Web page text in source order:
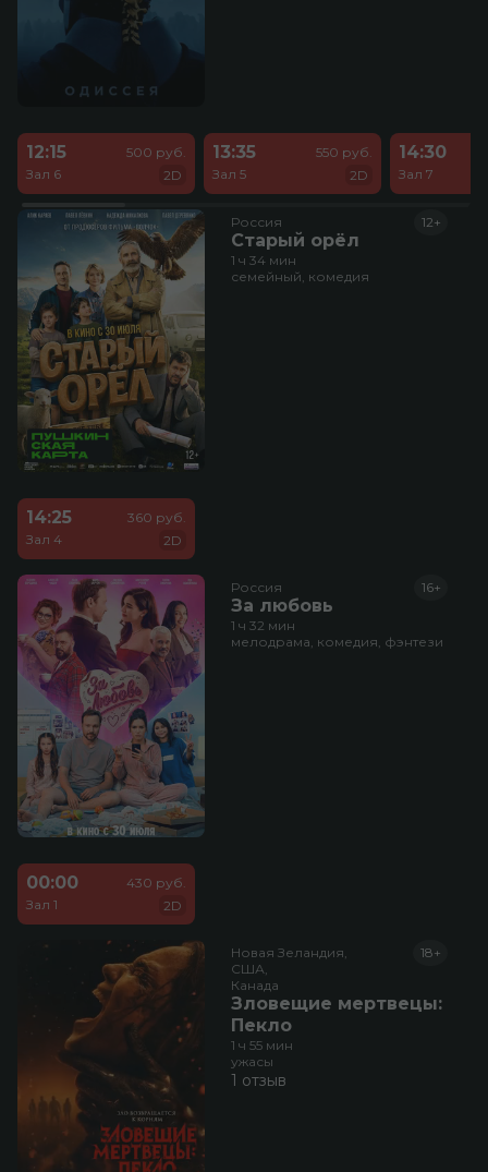
12:15
Зал 6
500 руб.
2D
13:35
Зал 5
550 руб.
2D
14:30
Зал 7
Россия
Старый орёл
12+
1 ч 34 мин
семейный, комедия
14:25
Зал 4
360 руб.
2D
Россия
За любовь
16+
1 ч 32 мин
мелодрама, комедия, фэнтези
00:00
Зал 1
430 руб.
2D
Новая Зеландия,
США,
Канада
Зловещие мертвецы:
Пекло
18+
1 ч 55 мин
ужасы
1 отзыв